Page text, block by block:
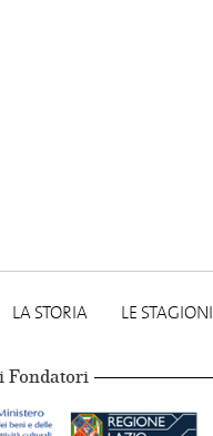
LA STORIA LE STAGIONI
Fondatori